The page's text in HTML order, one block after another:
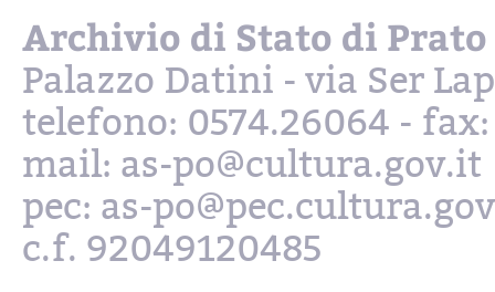
Archivio di Stato di Prato
Palazzo Datini - via Ser
telefono: 0574.26064 - fax:
mail: as-po@cultura.gov.it
pec: as-
c.f. 92049120485